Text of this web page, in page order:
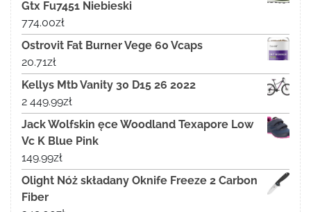
Gtx Fu7451 Niebieski
774.00zł
Ostrovit Fat Burner Vege 60 Vcaps
20.71zł
Kellys Mtb Vanity 30 D15 26 2022
2 449.99zł
Jack Wolfskin ęce Woodland Texapore Low
Vc K Blue Pink
149.99zł
Olight Nóż składany Oknife Freeze 2 Carbon
Fiber